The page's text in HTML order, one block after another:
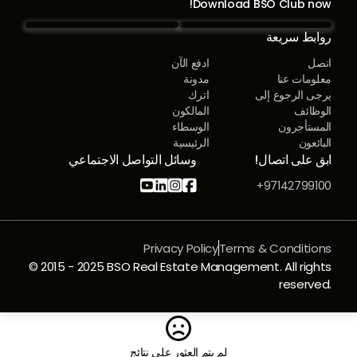
Download BSO Club now!
روابط سريعة
اتصل
ادفع الآن
معلومات عنا
مدونة
يرجى الرجوع إلى
اترك
الوظائف
المالكون
المستأجرون
الوسطاء
البائعون
الرئيسية
ابق على اتصال!
97142799100+
وسائل التواصل الاجتماعي




© 2015 - 2025 BSO Real Estate Management. All rights
reserved.
Privacy PolicyTerms & Conditions

لم يتم العثور على نتائج